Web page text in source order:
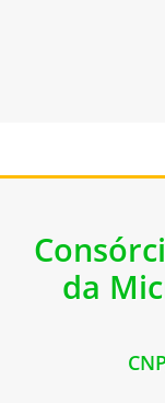
da